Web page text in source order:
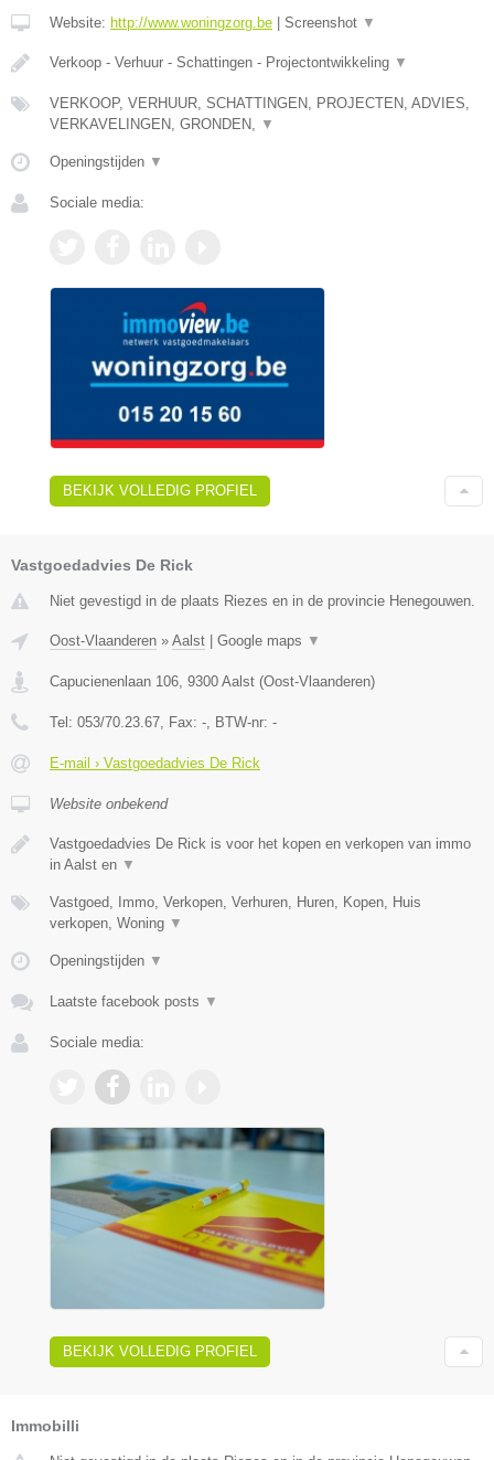
Website: http://www.woningzorg.be Screenshot ▼
Verkoop - Verhuur - Schattingen - Projectontwikkeling ▼
VERKOOP, VERHUUR, SCHATTINGEN, PROJECTEN, ADVIES,
VERKAVELINGEN, GRONDEN,
▼
Openingstijden ▼
Sociale media:
BEKIJK VOLLEDIG PROFIEL
Vastgoedadvies De Rick
Niet gevestigd in de plaats Riezes en in de provincie Henegouwen.
Oost-Vlaanderen » Aalst Google maps ▼
Capucienenlaan 106 9300 Aalst (Oost-Vlaanderen)
Tel: 053/70.23.67 , Fax: - , BTW-nr: -
E-mail › Vastgoedadvies De Rick
Website onbekend
Vastgoedadvies De Rick is voor het kopen en verkopen van immo
in Aalst en ▼
Vastgoed, Immo, Verkopen, Verhuren, Huren, Kopen, Huis
verkopen, Woning ▼
Openingstijden ▼
Laatste facebook posts ▼
Sociale media:
BEKIJK VOLLEDIG PROFIEL
Immobilli